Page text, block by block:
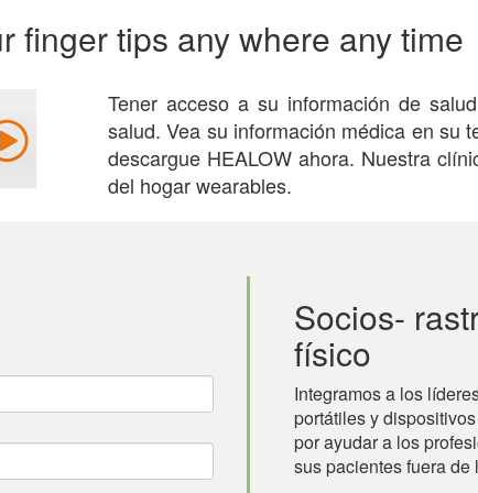
lentes de contacto y protección ocular
y enfermedades del pie
de inmersión
finger tips any where any time
Tener acceso a su información de
salud. Vea su información médica en su
descargue HEALOW ahora. Nuestra
del hogar wearables.
Socios-
físico
Integramos a los
portátiles y
por ayudar a los
sus pacientes fuera de